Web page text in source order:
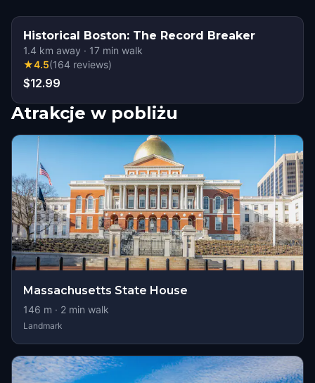
Historical Boston: The Record Breaker
1.4 km away · 17 min walk
★4.5(164 reviews)
$12.99
Atrakcje w pobliżu
Massachusetts State House
146 m · 2 min walk
Landmark